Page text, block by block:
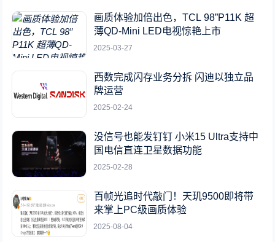
画质体验加倍出色，TCL 98”P11K 超
薄QD-Mini LED电视惊艳上市
2025-03-27
西数完成闪存业务分拆 闪迪以独立品
牌运营
2025-02-24
没信号也能发钉钉 小米15 Ultra支持中
国电信直连卫星数据功能
2025-02-28
百帧光追时代敲门！天玑9500即将带
来掌上PC级画质体验
2025-08-04